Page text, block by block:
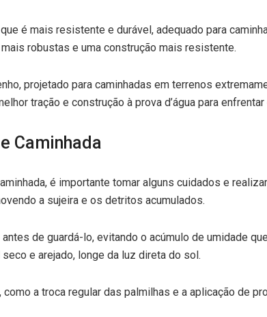
é mais resistente e durável, adequado para
robustas e uma construção mais resistente.
projetado para caminhadas em terrenos
tração e construção à prova d’água para
Caminhada
é importante tomar alguns cuidados e
a sujeira e os detritos acumulados.
de guardá-lo, evitando o acúmulo de umidade
e arejado, longe da luz direta do sol.
a troca regular das palmilhas e a aplicação de